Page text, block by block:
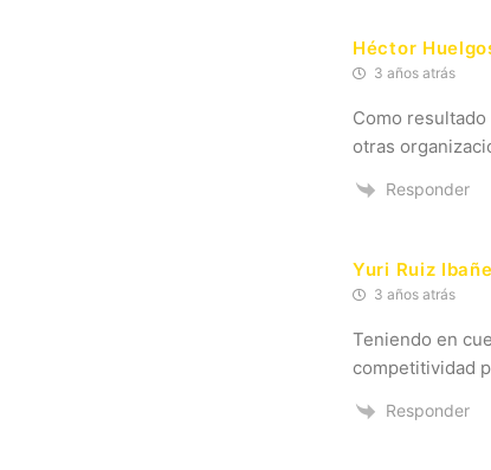
Héctor
3 años atrás
Como
otras
Responder
Yuri Ruiz
3 años atrás
Teniendo en
competitividad
Responder